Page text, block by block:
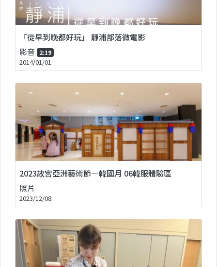
「從早到晚都好玩」 靜浦部落微電影
影音 2:19
2014/01/01
2023故宮亞洲藝術節—韓國月 06韓服體驗區
照片
2023/12/08